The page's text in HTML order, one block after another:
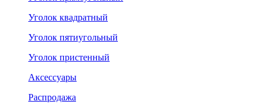
Уголок квадратный
Уголок пятиугольный
Уголок пристенный
Аксессуары
Распродажа